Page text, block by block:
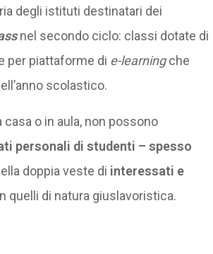
degli istituti destinatari dei
nel secondo ciclo: classi dotate di
per piattaforme di e-learningche
scolastico.
o in aula, non possono
personali di studenti – spesso
doppia veste di interessati e
quelli di natura giuslavoristica.